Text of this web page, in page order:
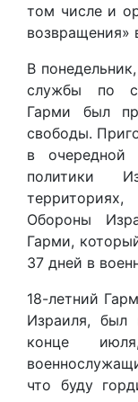
том числе и
возвращения»
В
службы по
Гарми был
свободы.
в очередной
политики
Обороны
Гарми,
37 дней в
18-летний
Израиля, был
конце
что буду